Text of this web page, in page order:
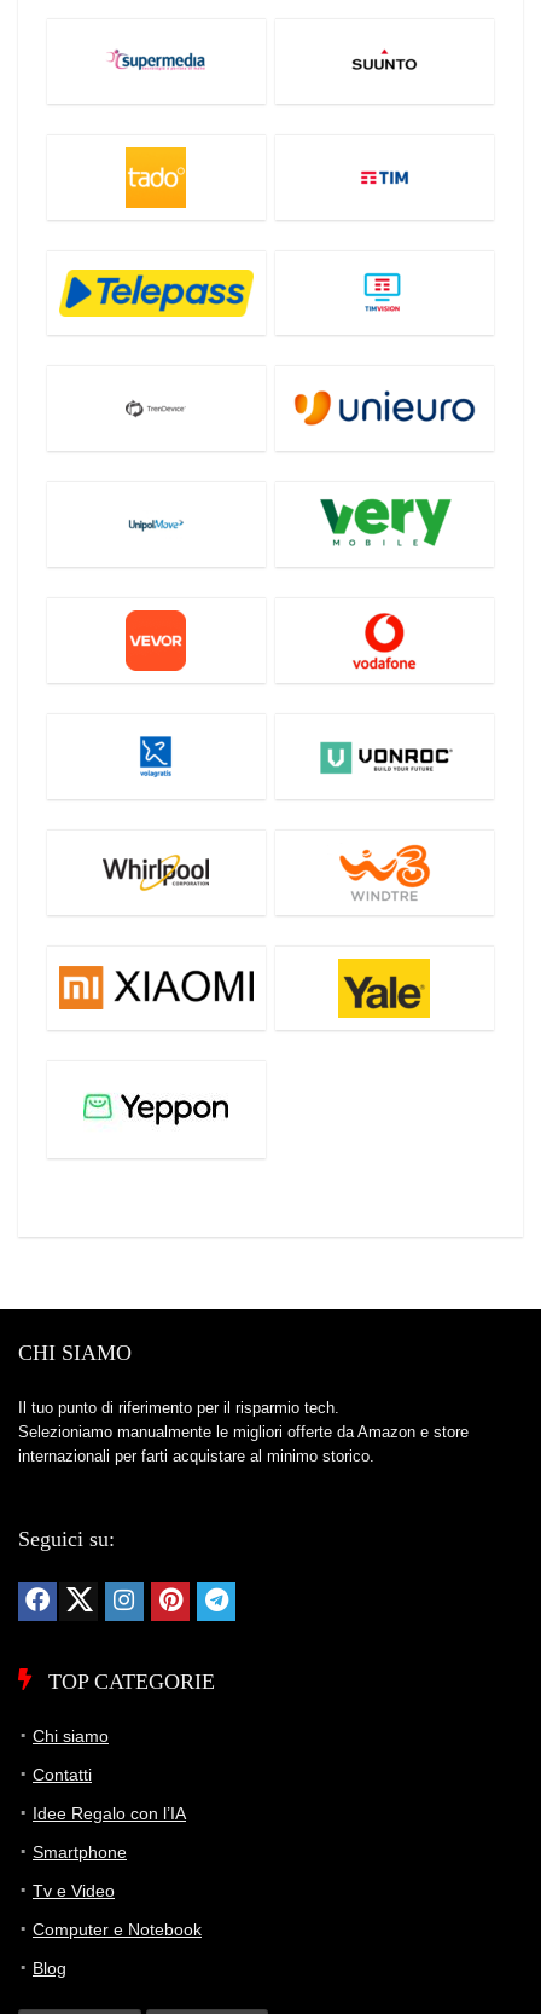
CHI SIAMO
Il tuo punto di riferimento per il risparmio tech.
Selezioniamo manualmente le migliori offerte da Amazon e store
internazionali per farti acquistare al minimo storico.
Seguici su:
TOP CATEGORIE
Chi siamo
Contatti
Idee Regalo con l’IA
Smartphone
Tv e Video
Computer e Notebook
Blog